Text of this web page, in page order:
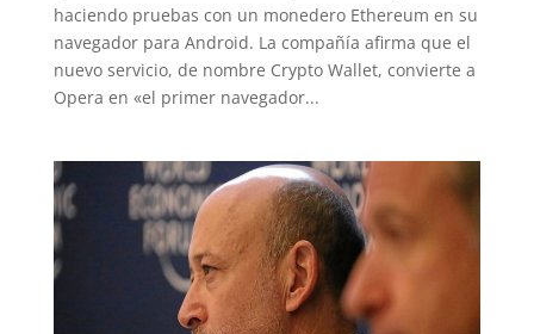
haciendo pruebas con un monedero Ethereum en su
navegador para Android. La compañía afirma que el
nuevo servicio, de nombre Crypto Wallet, convierte a
Opera en «el primer navegador...